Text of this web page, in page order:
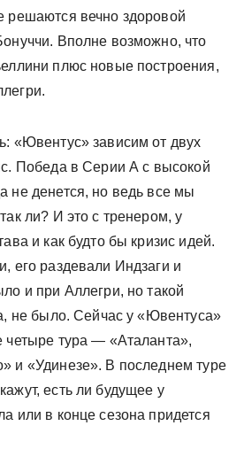
решаются вечно здоровой
Вполне возможно, что
плюс новые построения,
«Ювентус» зависим от двух
Победа в Серии А с высокой
не денется, но ведь все мы
ли? И это с тренером, у
и как будто бы кризис идей.
его раздевали Индзаги и
и при Аллегри, но такой
не было. Сейчас у «Ювентуса»
четыре тура — «Аталанта»,
и «Удинезе». В последнем туре
есть ли будущее у
или в конце сезона придется